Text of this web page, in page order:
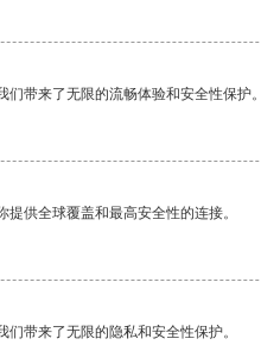
们带来了无限的流畅体验和安全性保护
供全球覆盖和最高安全性的连接。
带来了无限的隐私和安全性保护。